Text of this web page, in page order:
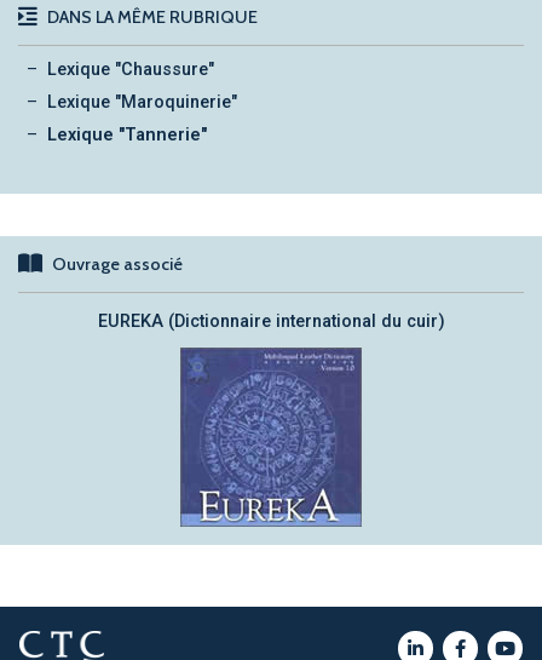
DANS LA MÊME RUBRIQUE
Lexique "Chaussure"
Lexique "Maroquinerie"
Lexique "Tannerie"
Ouvrage associé
EUREKA (Dictionnaire international du cuir)